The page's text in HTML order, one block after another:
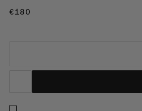
€180